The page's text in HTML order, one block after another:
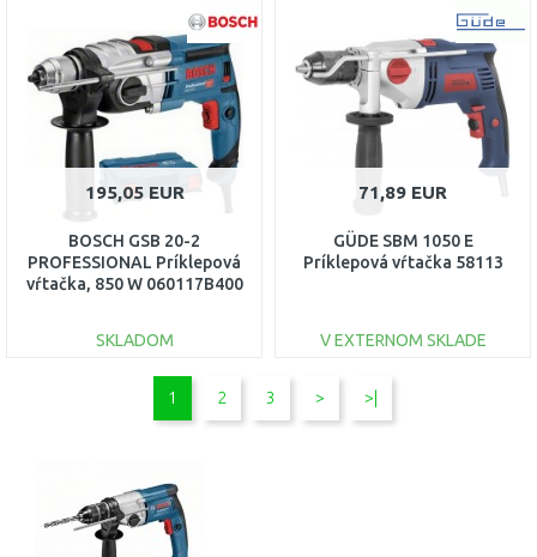
DO KOŠÍKA
Porovnať
DO KOŠÍKA
Porovnať
195,05 EUR
BOSCH GSB 20-2
PROFESSIONAL Príklepová
vŕtačka, 850 W 060117B400
SKLADOM
DO KOŠÍKA
71,89 EUR
GÜDE SBM 1050 E
Príklepová vŕtačka 58113
V EXTERNOM SKLADE
DO KOŠÍKA
1 2 3 > >|